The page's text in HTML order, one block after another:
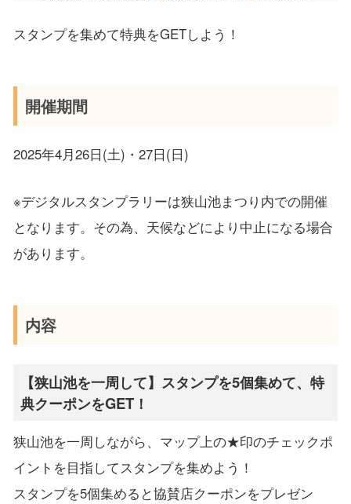
スタンプを集めて特典をGETしよう！
開催期間
2025年4月26日(土)・27日(日)
※デジタルスタンプラリーは狭山池まつり内での開催
となります。その為、天候などにより中止になる場合
があります。
内容
【狭山池を一周して】スタンプを5個集めて、特
典クーポンをGET！
狭山池を一周しながら、マップ上の★印のチェックポ
イントを目指してスタンプを集めよう！
スタンプを5個集めると協賛店クーポンをプレゼン